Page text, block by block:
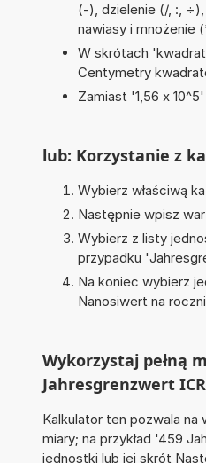
(-), dzielenie (/, :,
nawiasy i mnożenie
W skrótach
Centymetry
Zamiast '1,56 x
lub: Korzystanie z
Wybierz właściwą
Następnie wpisz
Wybierz z listy
przypadku '
Na koniec wybierz
Nanosiwert na
Wykorzystaj pełną
Jahresgrenzwert
Kalkulator ten pozwala
miary; na przykład '459
jednostki lub jej skrót